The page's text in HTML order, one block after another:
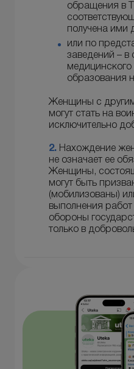
обращения в
получена ими
или по
заведений – в
образования
Женщины с
могут стать на
исключительно
2. Нахождение
не означает ее
Женщины,
могут быть
(мобилизованы)
выполнения
обороны
только в